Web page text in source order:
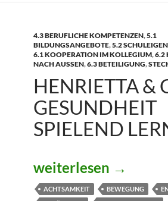
4.3 BERUFLICHE KOMPETENZEN,5.1
BILDUNGSANGEBOTE,5.2
6.1 KOOPERATION IM KOLLEGIUM,6.2
NACH AUSSEN ,6.3 BETEILIGUNG,
HENRIETTA &
GESUNDHEIT
SPIELEND
Henrietta & Co. –
weiterlesen →
ACHTSAMKEIT BEWEGUNG